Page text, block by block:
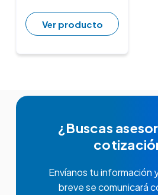
Ver producto
¿Buscas
Envíanos tu información
breve se comunicará